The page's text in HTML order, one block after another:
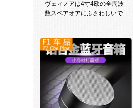
ヴェィノアは4寸4欧の全周波
数スペアオアにふさわしいで
す。全周波低音10 Wスカーで